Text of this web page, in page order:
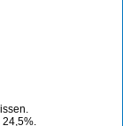
24,5%.